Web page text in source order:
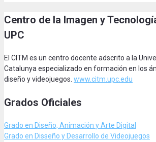
Centro de la Imagen y
UPC
El CITM es un centro docente adscrito a la
Catalunya especializado en formación en los
diseño y videojuegos. www.citm.upc.edu
Grados Oficiales
Grado en Diseño, Animación y Arte Digital
Grado en Disseño y Desarrollo de Videojuegos